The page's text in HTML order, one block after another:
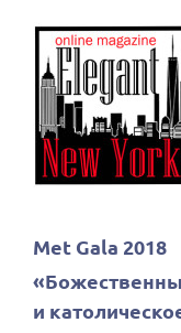
Met Gala 2018
и